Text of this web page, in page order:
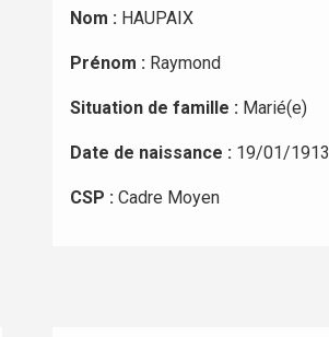
Nom : HAUPAIX
Prénom : Raymond
Situation de famille : Marié(e)
Date de naissance : 19/01/1913
CSP : Cadre Moyen